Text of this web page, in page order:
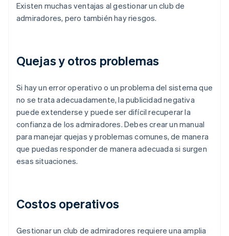
Existen muchas ventajas al gestionar un club de
admiradores, pero también hay riesgos.
Quejas y otros problemas
Si hay un error operativo o un problema del sistema que
no se trata adecuadamente, la publicidad negativa
puede extenderse y puede ser difícil recuperar la
confianza de los admiradores. Debes crear un manual
para manejar quejas y problemas comunes, de manera
que puedas responder de manera adecuada si surgen
esas situaciones.
Costos operativos
Gestionar un club de admiradores requiere una amplia